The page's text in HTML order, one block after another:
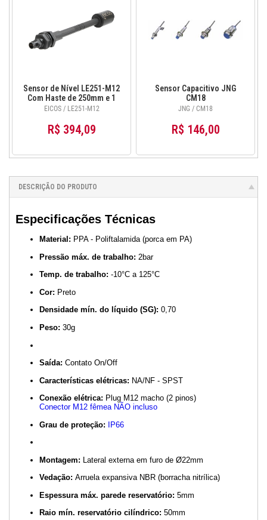
Sensor de Nível LE251-M12
Com Haste de 250mm e 1
Ponto de Detecção
EICOS / LE251-M12
R$ 394,09
Sensor Capacitivo JNG
CM18
JNG / CM18
R$ 146,00
DESCRIÇÃO DO PRODUTO
Especificações Técnicas
Material: PPA - Poliftalamida (porca em PA)
Pressão máx. de trabalho: 2bar
Temp. de trabalho: -10°C a 125°C
Cor: Preto
Densidade mín. do líquido (SG): 0,70
Peso: 30g
Saída: Contato On/Off
Características elétricas: NA/NF - SPST
Conexão elétrica: Plug M12 macho (2 pinos)
Conector M12 fêmea NÃO incluso
Grau de proteção: IP66
Montagem:
Lateral externa em furo de Ø22mm
Vedação: Arruela expansiva NBR (borracha nitrílica)
Espessura máx. parede reservatório: 5mm
Raio mín. reservatório cilíndrico: 50mm